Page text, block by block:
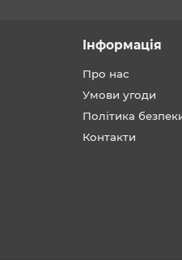
Інформація
Про нас
Умови угоди
Політика
Контакти